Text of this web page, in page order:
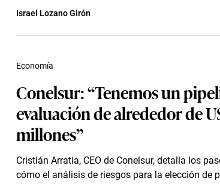
Israel Lozano Girón
Conelsur: “Tenemos un
evaluación de alrededor de
millones”
Cristián Arratia, CEO de Conelsur, detalla los
cómo el análisis de riesgos para la elección de
Economía